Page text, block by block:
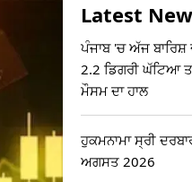
Latest
ਪੰਜਾਬ 'ਚ ਅੱਜ
2.2 ਡਿਗਰੀ ਘੱਟਿਆ
ਮੌਸਮ ਦਾ ਹਾਲ
ਹੁਕਮਨਾਮਾ ਸ੍ਰੀ
ਅਗਸਤ 2026